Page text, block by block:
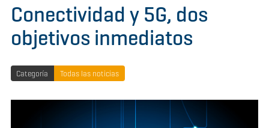
Conectividad y 5G, dos
objetivos inmediatos
Categoría Todas las noticias